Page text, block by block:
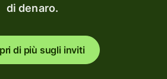
di denaro.
di più sugli inviti